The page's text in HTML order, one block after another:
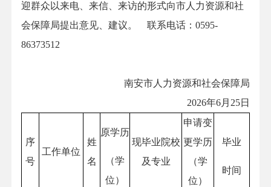
迎群众以来电、来信、来访的形式向市人力资源和社
会保障局提出意见、建议。 联系电话：0595-
86373512
南安市人力资源和社会保障局
2026年6月25日
序
号
工作单位
姓
名
原学历
（学
位）
现毕业院校
及专业
申请变
更学历
（学
位）
毕业
时间